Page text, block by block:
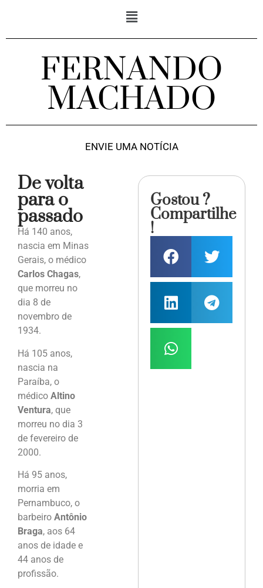
FERNANDO
MACHADO
ENVIE UMA NOTÍCIA
De volta
para o
passado
Há 140 anos,
nascia em Minas
Gerais, o médico
Carlos Chagas,
que morreu no
dia 8 de
novembro de
1934.
Há 105 anos,
nascia na
Paraíba, o
médico Altino
Ventura, que
morreu no dia 3
de fevereiro de
2000.
Há 95 anos,
morria em
Pernambuco, o
barbeiro Antônio
Braga, aos 64
anos de idade e
44 anos de
profissão.
Gostou ?
Compartilhe
!